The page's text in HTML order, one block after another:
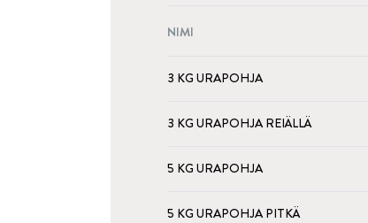
NIMI
3 KG URAPOHJA
3 KG URAPOHJA REIÄLLÄ
5 KG URAPOHJA
5 KG URAPOHJA PITKÄ